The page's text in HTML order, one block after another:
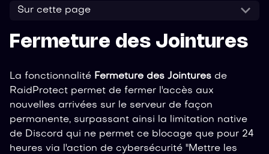
Sur cette page
Fermeture des Jointures
La fonctionnalité Fermeture des Jointures de
RaidProtect permet de fermer l'accès aux
nouvelles arrivées sur le serveur de façon
permanente, surpassant ainsi la limitation native
de Discord qui ne permet ce blocage que pour 24
heures via l'action de cybersécurité "Mettre les